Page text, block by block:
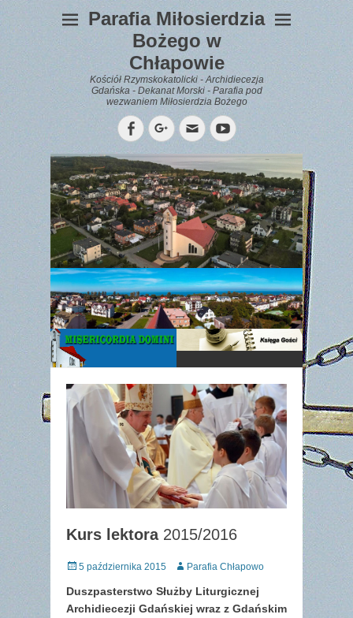
Parafia Miłosierdzia
Bożego w
Chłapowie
Kościół Rzymskokatolicki - Archidiecezja
Gdańska - Dekanat Morski - Parafia pod
wezwaniem Miłosierdzia Bożego
FacebookGoogleplus
EmailYouTube
WYPOCZYNEK
Gazetka
Parafialna
Kurs lektora2015/2016
Posted
5 października 2015 Author
Parafia Chłapowo
Duszpasterstwo Służby Liturgicznej
Archidiecezji Gdańskiej wraz z Gdańskim